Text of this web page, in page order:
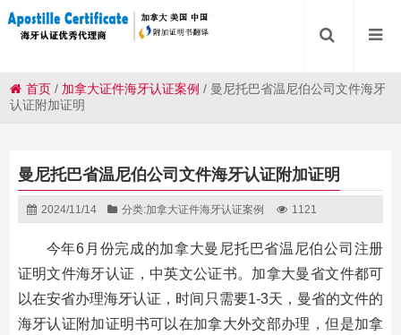
首页 / 加拿大证件海牙认证案例 / 曼尼托巴省温尼伯公司文件海牙
认证附加证明
曼尼托巴省温尼伯公司文件海牙认证附加证明
2024/11/14 分类:加拿大证件海牙认证案例 1121
今年6月份完成的加拿大曼尼托巴省温尼伯公司注册
证明文件海牙认证，中英文公证书。加拿大曼省文件都可
以在安省办理海牙认证，时间只需要1-3天，曼省的文件的
海牙认证附加证明书可以在加拿大外交部办理，但是加拿